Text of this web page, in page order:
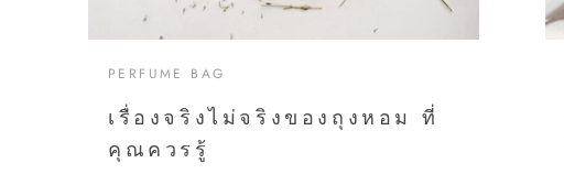
PERFUME BAG
เรื่องจริงไม่จริงของถุงหอม ที่
คุณควรรู้